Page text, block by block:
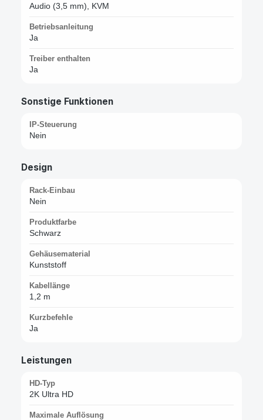
Audio (3,5 mm), KVM
Betriebsanleitung
Ja
Treiber enthalten
Ja
Sonstige Funktionen
IP-Steuerung
Nein
Design
Rack-Einbau
Nein
Produktfarbe
Schwarz
Gehäusematerial
Kunststoff
Kabellänge
1,2 m
Kurzbefehle
Ja
Leistungen
HD-Typ
2K Ultra HD
Maximale Auflösung